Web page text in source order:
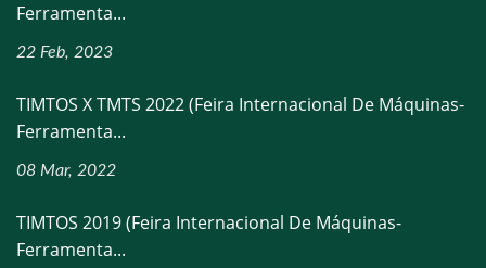
Ferramenta...
22 Feb, 2023
TIMTOS X TMTS 2022 (Feira Internacional De Máquinas-
Ferramenta...
08 Mar, 2022
TIMTOS 2019 (Feira Internacional De Máquinas-
Ferramenta...